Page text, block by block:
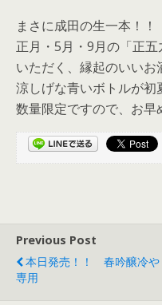
まさに成田の生一本！！
正月・5月・9月の「正
いただく、縁起のいいお
涼しげな青いボトルが初
数量限定ですので、お早
Previous Post
本日発売！！ 春吟醸冷や
専用